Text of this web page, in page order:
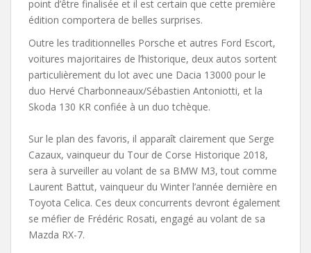
point d’être finalisée et il est certain que cette première
édition comportera de belles surprises.
Outre les traditionnelles Porsche et autres Ford Escort,
voitures majoritaires de l’historique, deux autos sortent
particulièrement du lot avec une Dacia 13000 pour le
duo Hervé Charbonneaux/Sébastien Antoniotti, et la
Skoda 130 KR confiée à un duo tchèque.
Sur le plan des favoris, il apparaît clairement que Serge
Cazaux, vainqueur du Tour de Corse Historique 2018,
sera à surveiller au volant de sa BMW M3, tout comme
Laurent Battut, vainqueur du Winter l’année dernière en
Toyota Celica. Ces deux concurrents devront également
se méfier de Frédéric Rosati, engagé au volant de sa
Mazda RX-7.